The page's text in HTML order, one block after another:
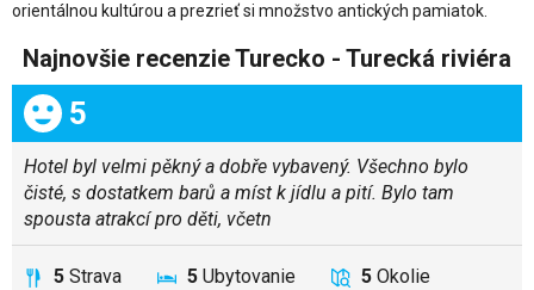
orientálnou kultúrou a prezrieť si množstvo antických pamiatok.
Najnovšie recenzie Turecko - Turecká riviéra
Celkom:
5
Hotel byl velmi pěkný a dobře vybavený. Všechno bylo
čisté, s dostatkem barů a míst k jídlu a pití. Bylo tam
spousta atrakcí pro děti, včetn
5 Strava 5 Ubytovanie 5 Okolie